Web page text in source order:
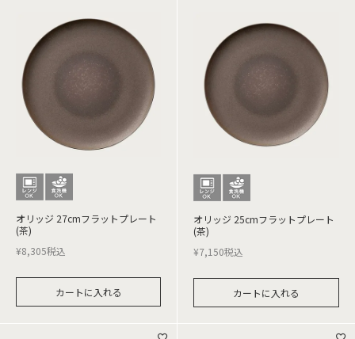
オリッジ 27cmフラットプレート
(茶)
¥8,305税込
カートに入れる
オリッジ 25cmフラットプレート
(茶)
¥7,150税込
カートに入れる